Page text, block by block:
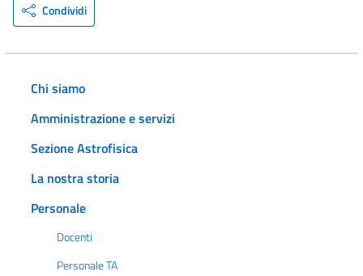
Condividi
Chi siamo
Amministrazione e servizi
Sezione Astrofisica
La nostra storia
Personale
Docenti
Personale TA